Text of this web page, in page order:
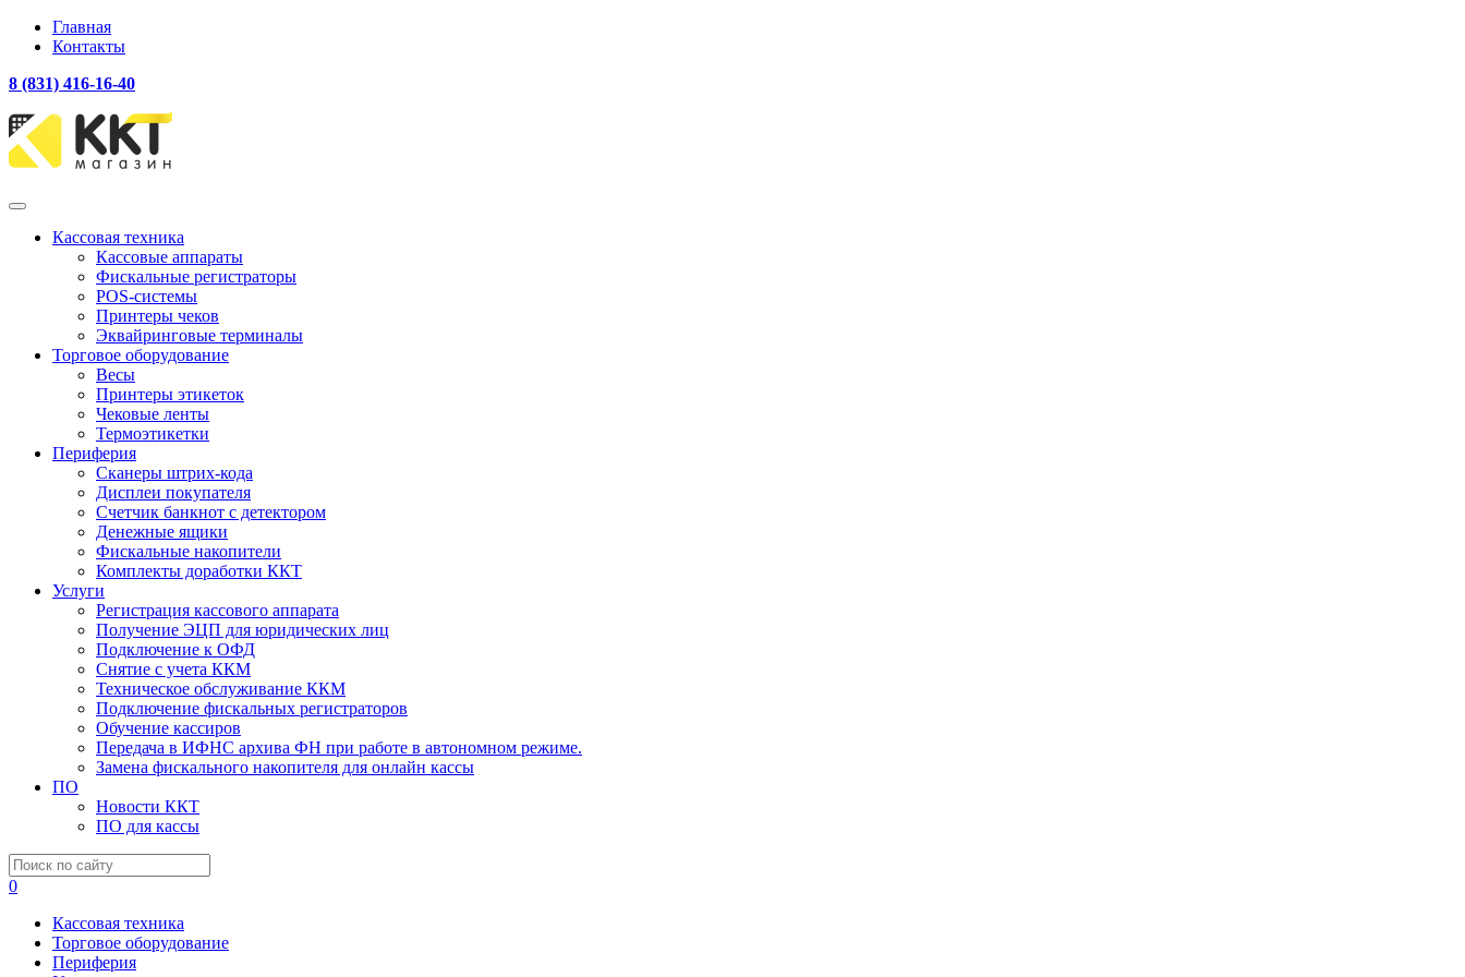
Главная
Контакты
8 (831) 416-16-40
Кассовая техника
Кассовые аппараты
Фискальные регистраторы
POS-системы
Принтеры чеков
Эквайринговые терминалы
Торговое оборудование
Весы
Принтеры этикеток
Чековые ленты
Термоэтикетки
Периферия
Сканеры штрих-кода
Дисплеи покупателя
Счетчик банкнот с детектором
Денежные ящики
Фискальные накопители
Комплекты доработки ККТ
Услуги
Регистрация кассового аппарата
Получение ЭЦП для юридических лиц
Подключение к ОФД
Снятие с учета ККМ
Техническое обслуживание ККМ
Подключение фискальных регистраторов
Обучение кассиров
Передача в ИФНС архива ФН при работе в автономном режиме.
Замена фискального накопителя для онлайн кассы
ПО
Новости ККТ
ПО для кассы
0
Кассовая техника
Торговое оборудование
Периферия